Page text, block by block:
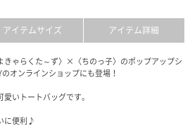
アイテムサイズ アイテム詳細
きゃらくた～ず〉×〈ちのっ子〉のポップアップシ
オンラインショップにも登場！
いトートバッグです。
に便利♪